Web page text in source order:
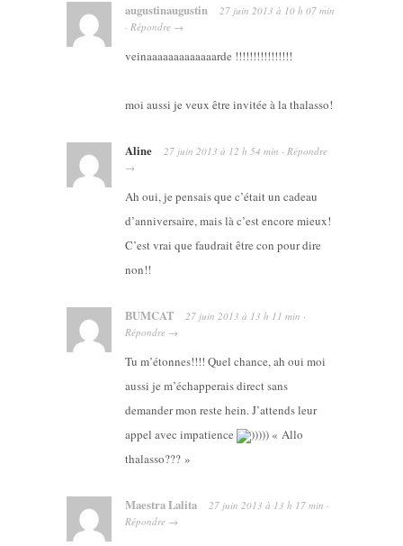
augustinaugustin 27 juin 2013 à 10 h 07 min
· Répondre →
veinaaaaaaaaaaaaarde !!!!!!!!!!!!!!!!
moi aussi je veux être invitée à la thalasso!
Aline 27 juin 2013 à 12 h 54 min · Répondre
→
Ah oui, je pensais que c’était un cadeau
d’anniversaire, mais là c’est encore mieux!
C’est vrai que faudrait être con pour dire
non!!
BUMCAT 27 juin 2013 à 13 h 11 min ·
Répondre →
Tu m’étonnes!!!! Quel chance, ah oui moi
aussi je m’échapperais direct sans
demander mon reste hein. J’attends leur
appel avec impatience
))))) « Allo
thalasso??? »
Maestra Lalita 27 juin 2013 à 13 h 17 min ·
Répondre →